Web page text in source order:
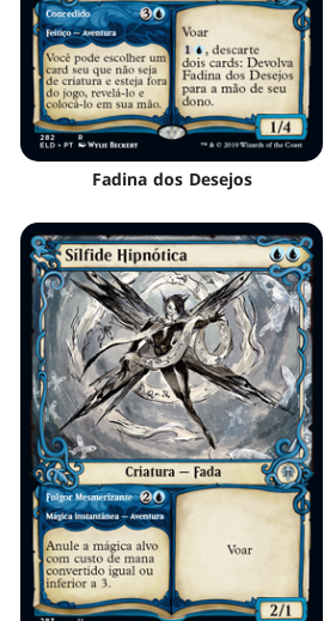
Fadina dos Desejos